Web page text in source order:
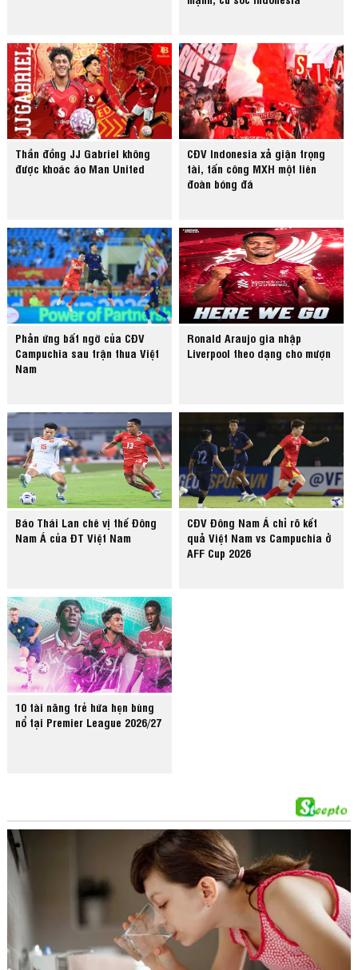
Thần đồng JJ Gabriel không
được khoác áo Man United
CĐV Indonesia xả giận trọng
tài, tấn công MXH một liên
đoàn bóng đá
Phản ứng bất ngờ của CĐV
Campuchia sau trận thua Việt
Nam
Ronald Araujo gia nhập
Liverpool theo dạng cho mượn
Báo Thái Lan chê vị thế Đông
Nam Á của ĐT Việt Nam
CĐV Đông Nam Á chỉ rõ kết
quả Việt Nam vs Campuchia ở
AFF Cup 2026
10 tài năng trẻ hứa hẹn bùng
nổ tại Premier League 2026/27